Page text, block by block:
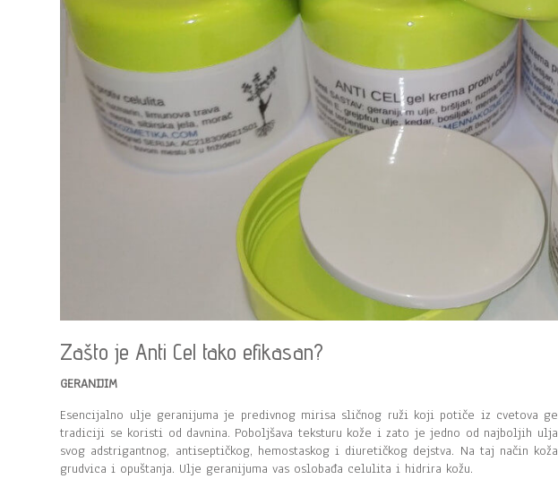
Zašto je Anti Cel tako efikasan?
GERANIJIM
Esencijalno ulje geranijuma je predivnog mirisa sličnog ruži koji potiče iz cvetova
tradiciji se koristi od davnina. Poboljšava teksturu kože i zato je jedno od najboljih
svog adstrigantnog, antiseptičkog, hemostaskog i diuretičkog dejstva. Na taj način
grudvica i opuštanja. Ulje geranijuma vas oslobađa celulita i hidrira kožu.